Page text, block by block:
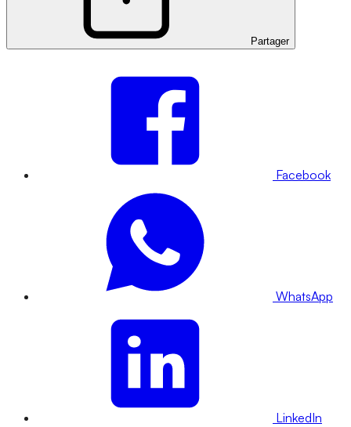
Partager
Facebook
WhatsApp
LinkedIn